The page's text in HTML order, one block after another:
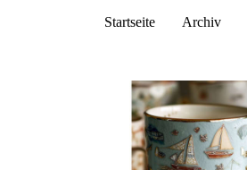
Startseite Archiv